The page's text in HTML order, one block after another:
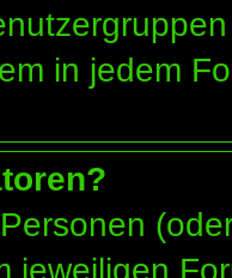
in jedem
jeweiligen